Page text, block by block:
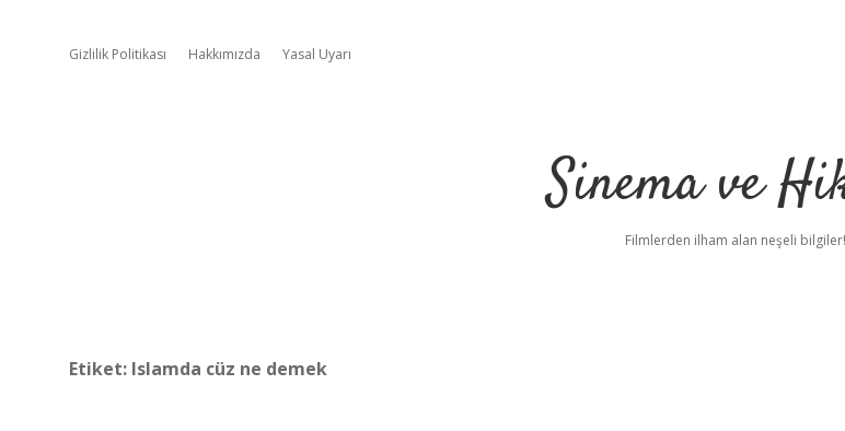
Gizlilik Politikası Hakkımızda Yasal Uyarı
Sinema ve
Filmlerden ilham alan neşeli bilgiler!
Etiket: Islamda cüz ne demek